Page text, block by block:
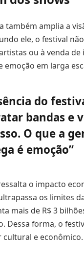
também amplia a
ele, o festival
ou à venda de
emoção em larga
do
bandas e
O que a
é emoção”
o impacto
os limites
mais de R$ 3
Dessa forma, o
e econômico.